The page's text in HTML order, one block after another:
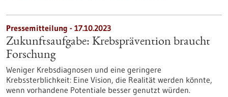
Pressemitteilung - 17.10.2023
Zukunftsaufgabe: Krebsprävention braucht
Forschung
Weniger Krebsdiagnosen und eine geringere
Krebssterblichkeit: Eine Vision, die Realität werden könnte,
wenn vorhandene Potentiale besser genutzt würden.